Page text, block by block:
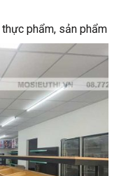
phẩm, sản phẩm